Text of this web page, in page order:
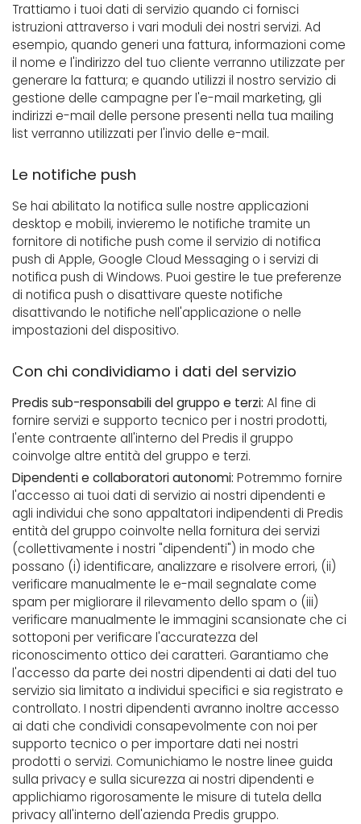
Trattiamo i tuoi dati di servizio quando ci fornisci
istruzioni attraverso i vari moduli dei nostri servizi. Ad
esempio, quando generi una fattura, informazioni come
il nome e l'indirizzo del tuo cliente verranno utilizzate per
generare la fattura; e quando utilizzi il nostro servizio di
gestione delle campagne per l'e-mail marketing, gli
indirizzi e-mail delle persone presenti nella tua mailing
list verranno utilizzati per l'invio delle e-mail.
Le notifiche push
Se hai abilitato la notifica sulle nostre applicazioni
desktop e mobili, invieremo le notifiche tramite un
fornitore di notifiche push come il servizio di notifica
push di Apple, Google Cloud Messaging o i servizi di
notifica push di Windows. Puoi gestire le tue preferenze
di notifica push o disattivare queste notifiche
disattivando le notifiche nell'applicazione o nelle
impostazioni del dispositivo.
Con chi condividiamo i dati del servizio
Predis sub-responsabili del gruppo e terzi: Al fine di
fornire servizi e supporto tecnico per i nostri prodotti,
l'ente contraente all'interno del Predis il gruppo
coinvolge altre entità del gruppo e terzi.
Dipendenti e collaboratori autonomi: Potremmo fornire
l'accesso ai tuoi dati di servizio ai nostri dipendenti e
agli individui che sono appaltatori indipendenti di Predis
entità del gruppo coinvolte nella fornitura dei servizi
(collettivamente i nostri "dipendenti") in modo che
possano (i) identificare, analizzare e risolvere errori, (ii)
verificare manualmente le e-mail segnalate come
spam per migliorare il rilevamento dello spam o (iii)
verificare manualmente le immagini scansionate che ci
sottoponi per verificare l'accuratezza del
riconoscimento ottico dei caratteri. Garantiamo che
l'accesso da parte dei nostri dipendenti ai dati del tuo
servizio sia limitato a individui specifici e sia registrato e
controllato. I nostri dipendenti avranno inoltre accesso
ai dati che condividi consapevolmente con noi per
supporto tecnico o per importare dati nei nostri
prodotti o servizi. Comunichiamo le nostre linee guida
sulla privacy e sulla sicurezza ai nostri dipendenti e
applichiamo rigorosamente le misure di tutela della
privacy all'interno dell'azienda Predis gruppo.